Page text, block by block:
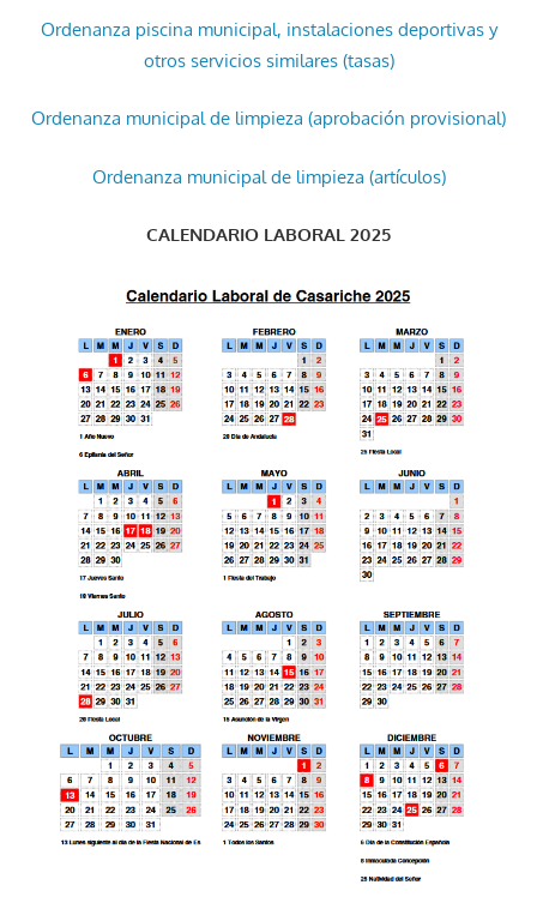
Ordenanza piscina municipal, instalaciones deportivas y
otros servicios similares (tasas)
Ordenanza municipal de limpieza (aprobación provisional)
Ordenanza municipal de limpieza (artículos)
CALENDARIO LABORAL 2025